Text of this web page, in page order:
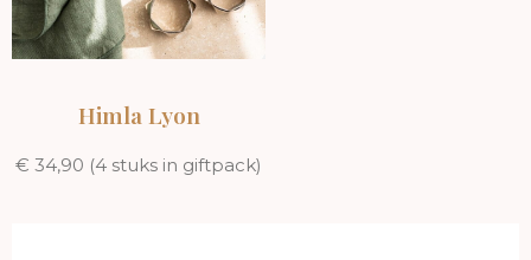
Himla Lyon
€ 34,90 (4 stuks in giftpack)